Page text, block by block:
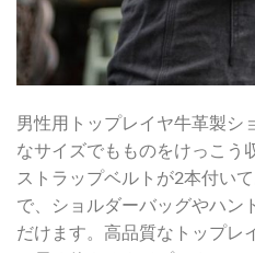
男性用トップレイヤ牛革製シ
なサイズでもものをけっこう
ストラップベルトが2本付い
で、ショルダーバッグやハン
だけます。高品質なトップレ